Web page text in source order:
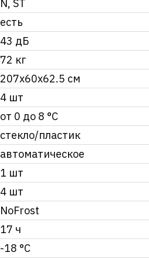
N, ST
есть
43 дБ
72 кг
207х60х62.5 см
4 шт
от 0 до 8 °C
стекло/пластик
автоматическое
1 шт
4 шт
NoFrost
17 ч
-18 °C